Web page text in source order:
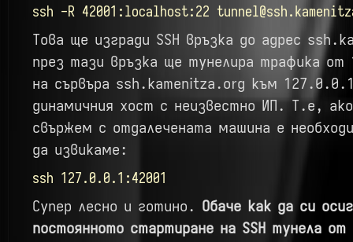
ssh -R 42001:localhost:22
Това ще изгради SSH връзка до адрес
през тази връзка ще тунелира трафика
на сървъра ssh.kamenitza.org към
динамичния хост с неизвестно ИП. Т.е,
свържем с отдалечената машина е
да извикаме:
ssh 127.0.0.1:42001
Супер лесно и готино. Обаче как да си
постоянното стартиране на SSH тунела от